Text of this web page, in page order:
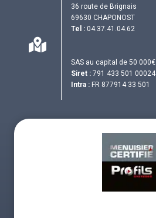
36 route de Brignais
69630 CHAPONOST
Tel : 04.37.41.04.62
SAS au capital de 50 000€
Siret : 791 433 501 00024
Intra : FR 877914 33 501